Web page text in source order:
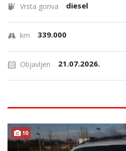
Vrsta goriva diesel
km 339.000
Objavljen 21.07.2026.
10